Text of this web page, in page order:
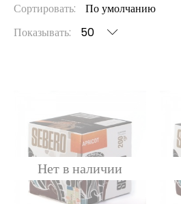
Сортировать:
Показывать: